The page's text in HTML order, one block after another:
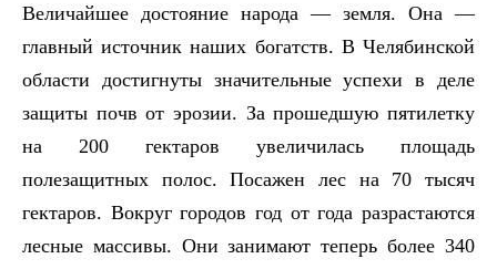
Величайшее достояние народа — земля. Она —
главный источник наших богатств. В Челябинской
области достигнуты значительные успехи в деле
защиты почв от эрозии. За прошедшую пятилетку
на 200 гектаров увеличилась площадь
полезащитных полос. Посажен лес на 70 тысяч
гектаров. Вокруг городов год от года разрастаются
лесные массивы. Они занимают теперь более 340